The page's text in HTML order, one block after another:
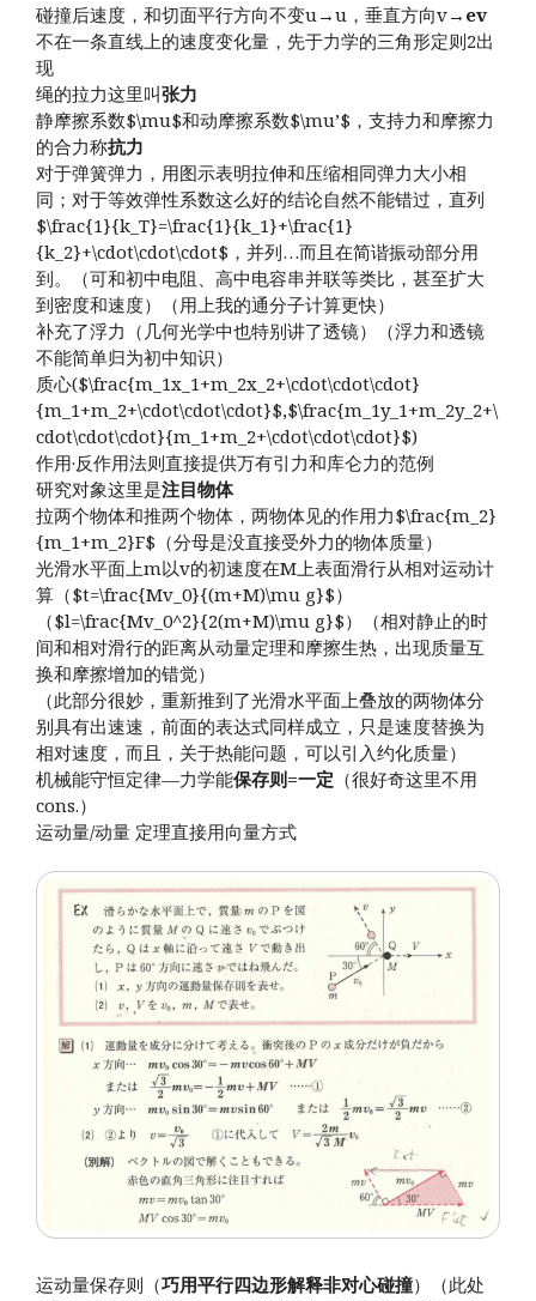
碰撞后速度，和切面平行方向不变u→u，垂直方向v→ ev
不在一条直线上的速度变化量，先于力学的三角形定则2出
现
绳的拉力这里叫张力
静摩擦系数$\mu$和动摩擦系数$\mu’$，支持力和摩擦力
的合力称抗力
对于弹簧弹力，用图示表明拉伸和压缩相同弹力大小相
同；对于等效弹性系数这么好的结论自然不能错过，直列
$\frac{1}{k_T}=\frac{1}{k_1}+\frac{1}
{k_2}+\cdot\cdot\cdot$，并列…而且在简谐振动部分用
到。（可和初中电阻、高中电容串并联等类比，甚至扩大
到密度和速度）（用上我的通分子计算更快）
补充了浮力（几何光学中也特别讲了透镜）（浮力和透镜
不能简单归为初中知识）
质心($\frac{m_1x_1+m_2x_2+\cdot\cdot\cdot}
{m_1+m_2+\cdot\cdot\cdot}$,$\frac{m_1y_1+m_2y_2+\
cdot\cdot\cdot}{m_1+m_2+\cdot\cdot\cdot}$)
作用·反作用法则直接提供万有引力和库仑力的范例
研究对象这里是注目物体
拉两个物体和推两个物体，两物体见的作用力$\frac{m_2}
{m_1+m_2}F$（分母是没直接受外力的物体质量）
光滑水平面上m以v的初速度在M上表面滑行从相对运动计
算（$t=\frac{Mv_0}{(m+M)\mu g}$）
（$l=\frac{Mv_0^2}{2(m+M)\mu g}$）（相对静止的时
间和相对滑行的距离从动量定理和摩擦生热，出现质量互
换和摩擦增加的错觉）
（此部分很妙，重新推到了光滑水平面上叠放的两物体分
别具有出速速，前面的表达式同样成立，只是速度替换为
相对速度，而且，关于热能问题，可以引入约化质量）
机械能守恒定律—力学能保存则=一定 （很好奇这里不用
cons.）
运动量/动量 定理直接用向量方式
运动量保存则（巧用平行四边形解释非对心碰撞）（此处